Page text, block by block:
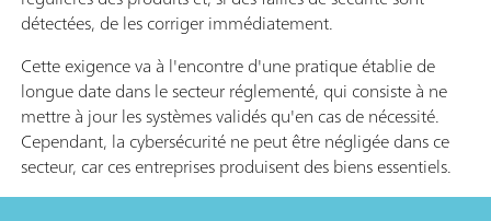
détectées, de les corriger immédiatement.
Cette exigence va à l'encontre d'une pratique établie de
longue date dans le secteur réglementé, qui consiste à ne
mettre à jour les systèmes validés qu'en cas de nécessité.
Cependant, la cybersécurité ne peut être négligée dans ce
secteur, car ces entreprises produisent des biens essentiels.